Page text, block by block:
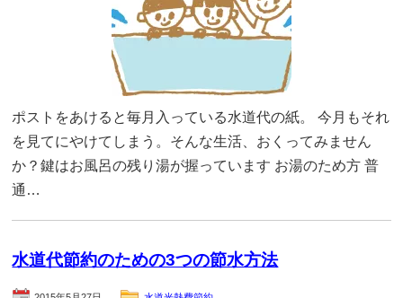
ポストをあけると毎月入っている水道代の紙。 今月もそれ
を見てにやけてしまう。そんな生活、おくってみません
か？鍵はお風呂の残り湯が握っています お湯のため方 普
通…
水道代節約のための3つの節水方法